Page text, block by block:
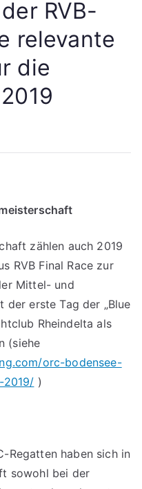
RVB-
relevante
die
zählen auch 2019
RVB Final Race zur
Mittel- und
der erste Tag der „Blue
Rheindelta als
(siehe
orc-bodensee-
2019/ )
Regatten haben sich in
sowohl bei der